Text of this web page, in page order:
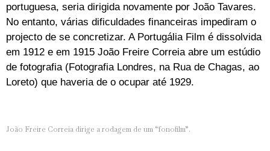
portuguesa, seria dirigida novamente por João Tavares.
No entanto, várias dificuldades financeiras impediram o
projecto de se concretizar. A Portugália Film é dissolvida
em 1912 e em 1915 João Freire Correia abre um estúdio
de fotografia (Fotografia Londres, na Rua de Chagas, ao
Loreto) que haveria de o ocupar até 1929.
João Freire Correia dirige a rodagem de um “fonofilm”.